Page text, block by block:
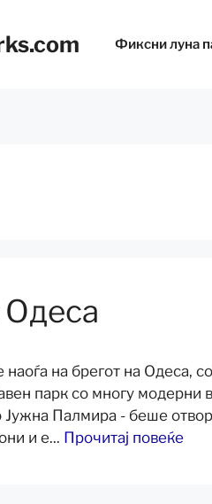
Фиксни луна
наоѓа на брегот на Одеса,
парк со многу модерни
Јужна Палмира - беше
и е... Прочитај повеќе